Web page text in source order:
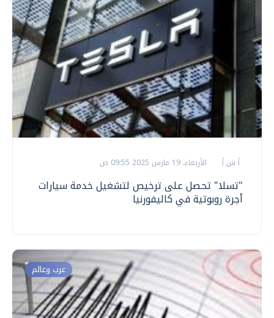
أ ش أ الأربعاء، 19 مارس 2025 09:55 ص
"تسلا" تحصل على ترخيص لتشغيل خدمة سيارات
أجرة روبوتية في كاليفورنيا
عرب وعالم